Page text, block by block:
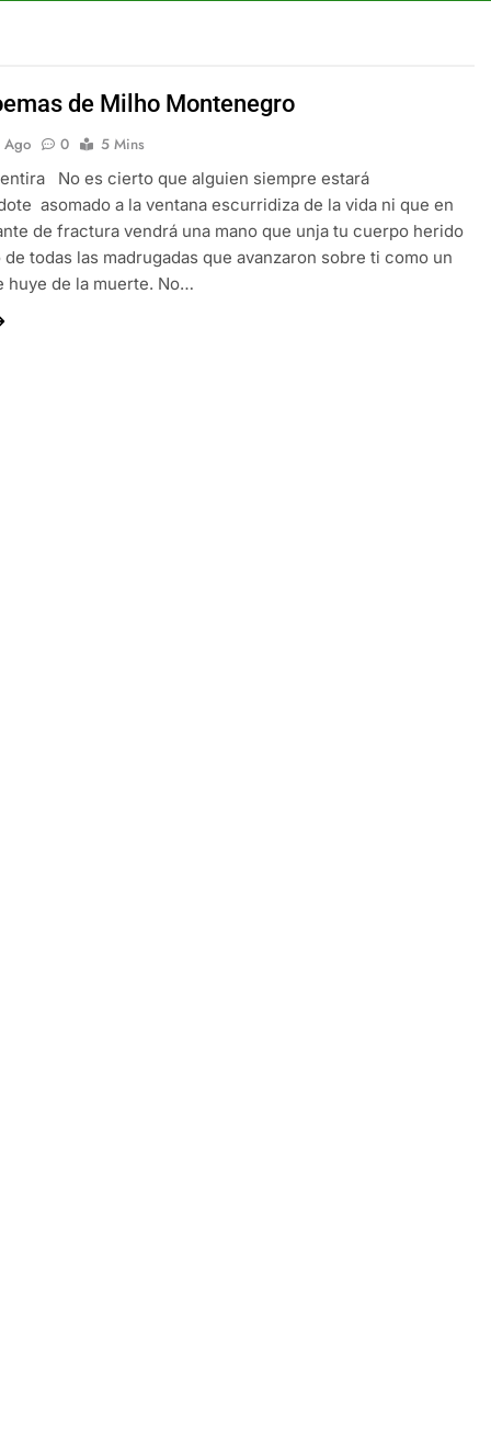
de Milho Montenegro
Ago 0
5 Mins
No es cierto que alguien siempre estará
asomado a la ventana escurridiza de la vida ni que en
de fractura vendrá una mano que unja tu cuerpo herido
todas las madrugadas que avanzaron sobre ti como un
huye de la muerte. No…